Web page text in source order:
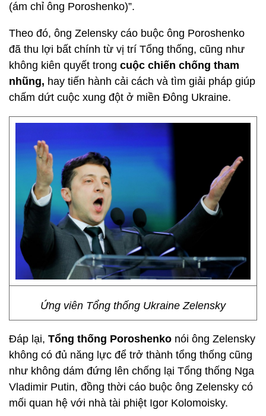
(ám chỉ ông Poroshenko)”.
Theo đó, ông Zelensky cáo buộc ông Poroshenko
đã thu lợi bất chính từ vị trí Tổng thống, cũng như
không kiên quyết trong cuộc chiến chống tham
nhũng, hay tiến hành cải cách và tìm giải pháp giúp
chấm dứt cuộc xung đột ở miền Đông Ukraine.
Ứng viên Tổng thống Ukraine Zelensky
Đáp lại, Tổng thống Poroshenko nói ông Zelensky
không có đủ năng lực để trở thành tổng thống cũng
như không dám đứng lên chống lại Tổng thống Nga
Vladimir Putin, đồng thời cáo buộc ông Zelensky có
mối quan hệ với nhà tài phiệt Igor Kolomoisky.